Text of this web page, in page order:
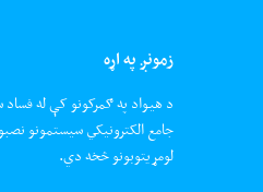
زمونږ په اړه
د هیواد په ګمرکونو کې له فساد
جامع الکترونیکي سیستمونو
لومړیتوبونو څخه دي.